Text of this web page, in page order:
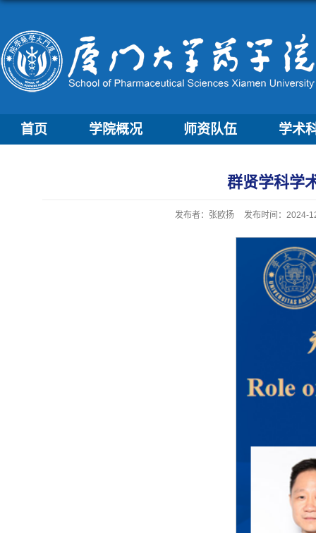
首页 学院概况 师资队伍 学术
群贤学科学
发布者：张欧扬 发布时间：2024-